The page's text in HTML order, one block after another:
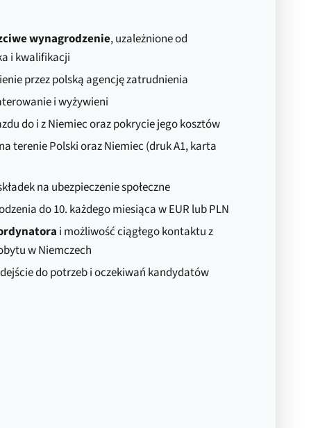
wynagrodzenie, uzależnione od
i kwalifikacji
przez polską agencję zatrudnienia
i wyżywieni
do i z Niemiec oraz pokrycie jego kosztów
terenie Polski oraz Niemiec (druk A1, karta
na ubezpieczenie społeczne
do 10. każdego miesiąca w EUR lub PLN
i możliwość ciągłego kontaktu z
w Niemczech
do potrzeb i oczekiwań kandydatów